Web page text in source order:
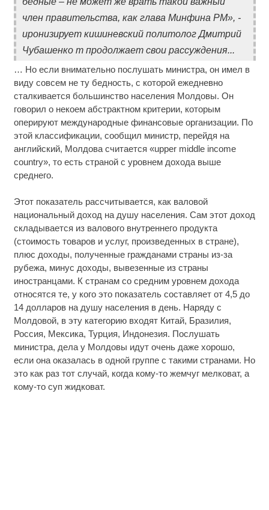
член правительства, как глава Минфина РМ», -
иронизирует кишиневский политолог Дмитрий
Чубашенко т продолжает свои рассуждения...
… Но если внимательно послушать министра, он имел в
виду совсем не ту бедность, с которой ежедневно
сталкивается большинство населения Молдовы. Он
говорил о некоем абстрактном критерии, которым
оперируют международные финансовые организации. По
этой классификации, сообщил министр, перейдя на
английский, Молдова считается «upper middle income
country», то есть страной с уровнем дохода выше
среднего.
Этот показатель рассчитывается, как валовой
национальный доход на душу населения. Сам этот доход
складывается из валового внутреннего продукта
(стоимость товаров и услуг, произведенных в стране),
плюс доходы, полученные гражданами страны из-за
рубежа, минус доходы, вывезенные из страны
иностранцами. К странам со средним уровнем дохода
относятся те, у кого это показатель составляет от 4,5 до
14 долларов на душу населения в день. Наряду с
Молдовой, в эту категорию входят Китай, Бразилия,
Россия, Мексика, Турция, Индонезия. Послушать
министра, дела у Молдовы идут очень даже хорошо,
если она оказалась в одной группе с такими странами. Но
это как раз тот случай, когда кому-то жемчуг мелковат, а
кому-то суп жидковат.